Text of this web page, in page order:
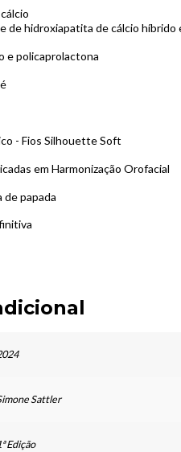
de hidroxiapatita de cálcio híbrido
e policaprolactona
- Fios Silhouette Soft
em Harmonização Orofacial
de papada
Sattler
Edição